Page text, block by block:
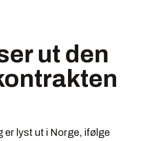
ut den
er lyst ut i Norge, ifølge